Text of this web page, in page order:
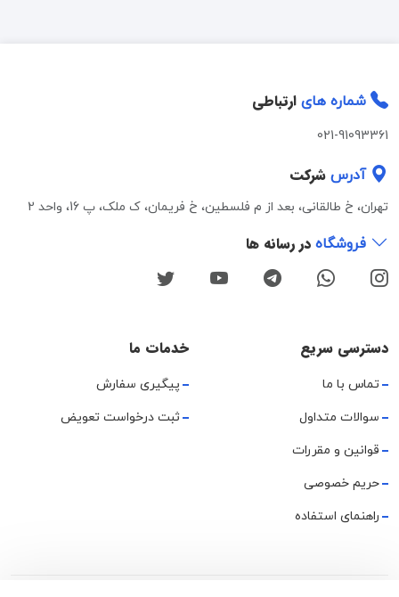
شماره های ارتباطی
021-91093361
آدرس شرکت
تهران، خ طالقانی، بعد از م فلسطین، خ فریمان، ک ملک، پ 16، واحد 2
فروشگاه در رسانه ها
دسترسی سریع
تماس با ما
سوالات متداول
قوانین و مقررات
حریم خصوصی
راهنمای استفاده
خدمات ما
پیگیری سفارش
ثبت درخواست تعویض